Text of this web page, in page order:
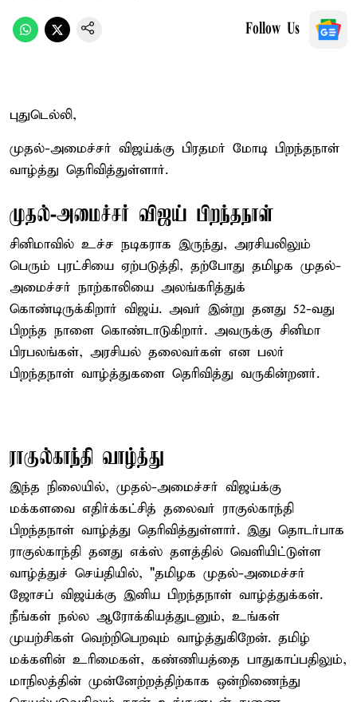
Follow Us
புதுடெல்லி,
முதல்-அமைச்சர் விஜய்க்கு பிரதமர் மோடி பிறந்தநாள்
வாழ்த்து தெரிவித்துள்ளார்.
முதல்-அமைச்சர் விஜய் பிறந்தநாள்
சினிமாவில் உச்ச நடிகராக இருந்து, அரசியலிலும்
பெரும் புரட்சியை ஏற்படுத்தி, தற்போது தமிழக முதல்-
அமைச்சர் நாற்காலியை அலங்கரித்துக்
கொண்டிருக்கிறார் விஜய். அவர் இன்று தனது 52-வது
பிறந்த நாளை கொண்டாடுகிறார். அவருக்கு சினிமா
பிரபலங்கள், அரசியல் தலைவர்கள் என பலர்
பிறந்தநாள் வாழ்த்துகளை தெரிவித்து வருகின்றனர்.
ராகுல்காந்தி வாழ்த்து
இந்த நிலையில், முதல்-அமைச்சர் விஜய்க்கு
மக்களவை எதிர்க்கட்சித் தலைவர் ராகுல்காந்தி
பிறந்தநாள் வாழ்த்து தெரிவித்துள்ளார். இது தொடர்பாக
ராகுல்காந்தி தனது எக்ஸ் தளத்தில் வெளியிட்டுள்ள
வாழ்த்துச் செய்தியில், "தமிழக முதல்-அமைச்சர்
ஜோசப் விஜய்க்கு இனிய பிறந்தநாள் வாழ்த்துக்கள்.
நீங்கள் நல்ல ஆரோக்கியத்துடனும், உங்கள்
முயற்சிகள் வெற்றிபெறவும் வாழ்த்துகிறேன். தமிழ்
மக்களின் உரிமைகள், கண்ணியத்தை பாதுகாப்பதிலும்,
மாநிலத்தின் முன்னேற்றத்திற்காக ஒன்றிணைந்து